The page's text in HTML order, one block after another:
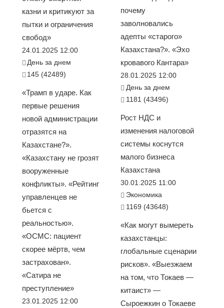
казни и критикуют за
пытки и ограничения
свобод»
24.01.2025 12:00
День за днем
145 (42489)
«Трамп в ударе. Как
первые решения
новой администрации
отразятся на
Казахстане?».
«Казахстану не грозят
вооруженные
конфликты». «Рейтинг
управленцев не
бьется с
реальностью».
«ОСМС: пациент
скорее мёртв, чем
застрахован».
«Сатира не
преступление»
23.01.2025 12:00
почему
заволновались
адепты «старого»
Казахстана?». «Эхо
кровавого Кантара»
28.01.2025 12:00
День за днем
1181 (43496)
Рост НДС и
изменения налоговой
системы коснутся
малого бизнеса
Казахстана
30.01.2025 11:00
Экономика
1169 (43648)
«Как могут вымереть
казахстанцы:
глобальные сценарии
рисков». «Выезжаем
на том, что Токаев —
китаист» —
Сыроежкин о Токаеве